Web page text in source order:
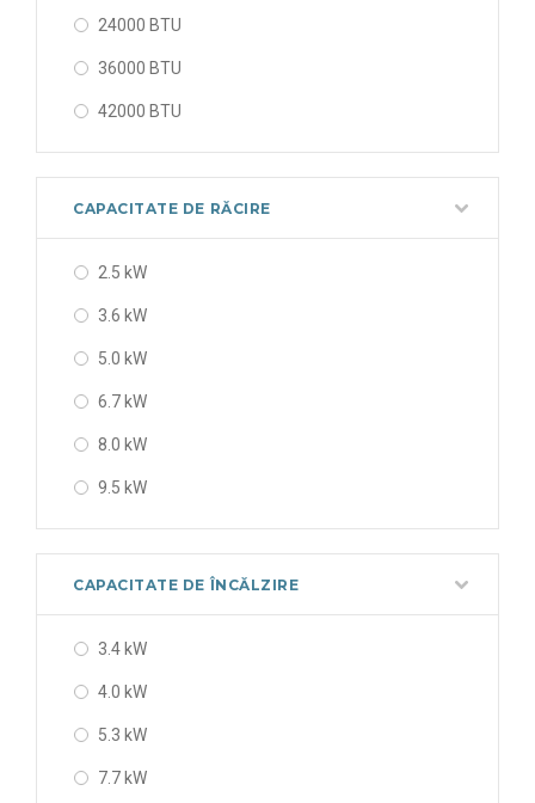
24000 BTU
36000 BTU
42000 BTU
48000 BTU
CAPACITATE DE RĂCIRE
2.5 kW
3.6 kW
5.0 kW
6.7 kW
8.0 kW
9.5 kW
12.1 kW
19 kW
22.5 kW
CAPACITATE DE ÎNCĂLZIRE
3.4 kW
4.0 kW
5.3 kW
7.7 kW